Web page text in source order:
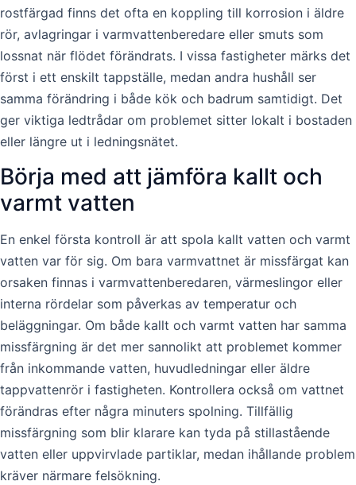
rostfärgad finns det ofta en koppling till korrosion i äldre
rör, avlagringar i varmvattenberedare eller smuts som
lossnat när flödet förändrats. I vissa fastigheter märks det
först i ett enskilt tappställe, medan andra hushåll ser
samma förändring i både kök och badrum samtidigt. Det
ger viktiga ledtrådar om problemet sitter lokalt i bostaden
eller längre ut i ledningsnätet.
Börja med att jämföra kallt och
varmt vatten
En enkel första kontroll är att spola kallt vatten och varmt
vatten var för sig. Om bara varmvattnet är missfärgat kan
orsaken finnas i varmvattenberedaren, värmeslingor eller
interna rördelar som påverkas av temperatur och
beläggningar. Om både kallt och varmt vatten har samma
missfärgning är det mer sannolikt att problemet kommer
från inkommande vatten, huvudledningar eller äldre
tappvattenrör i fastigheten. Kontrollera också om vattnet
förändras efter några minuters spolning. Tillfällig
missfärgning som blir klarare kan tyda på stillastående
vatten eller uppvirvlade partiklar, medan ihållande problem
kräver närmare felsökning.